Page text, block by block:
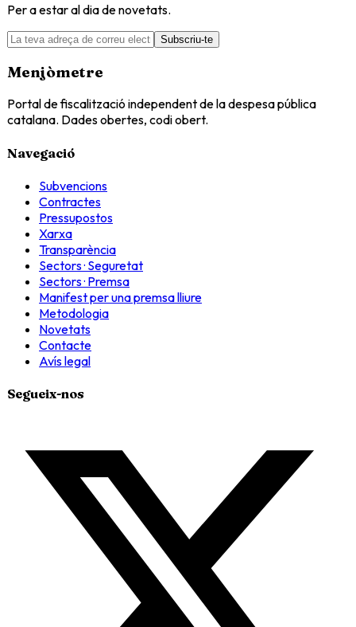
Per a estar al dia de novetats.
Subscriu-te
Menjòmetre
Portal de fiscalització independent de la despesa pública
catalana. Dades obertes, codi obert.
Navegació
Subvencions
Contractes
Pressupostos
Xarxa
Transparència
Sectors · Seguretat
Sectors · Premsa
Manifest per una premsa lliure
Metodologia
Novetats
Contacte
Avís legal
Segueix-nos